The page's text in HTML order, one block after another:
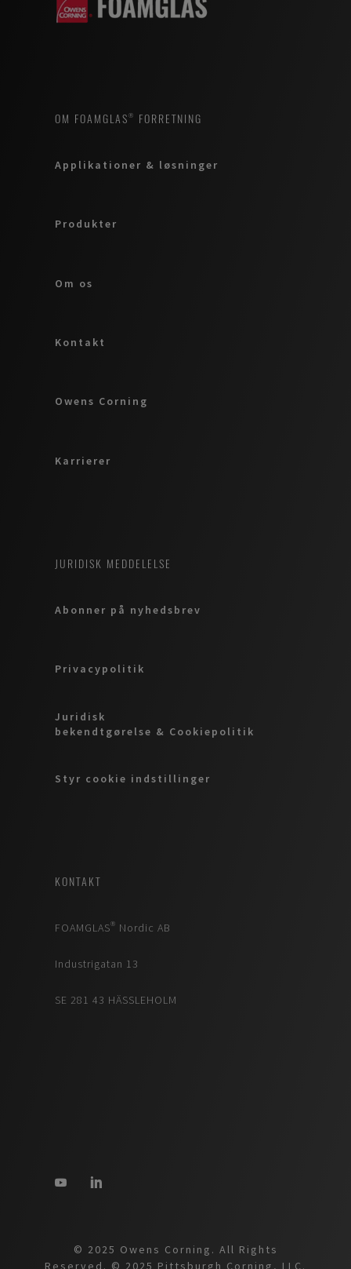
OM FOAMGLAS® FORRETNING
Applikationer & løsninger
Produkter
Om os
Kontakt
Owens Corning
Karrierer
JURIDISK MEDDELELSE
Abonner på nyhedsbrev
Privacypolitik
Juridisk
bekendtgørelse & Cookiepolitik
Styr cookie indstillinger
KONTAKT
FOAMGLAS® Nordic AB
Industrigatan 13
SE 281 43 HÄSSLEHOLM
© 2025 Owens Corning. All Rights
Reserved. © 2025 Pittsburgh Corning, LLC.